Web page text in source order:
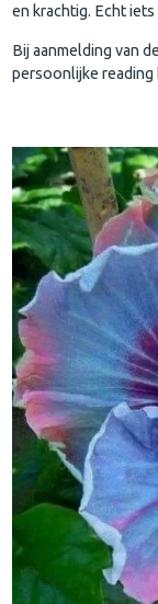
en krachtig. Echt
Bij aanmelding van
persoonlijke reading